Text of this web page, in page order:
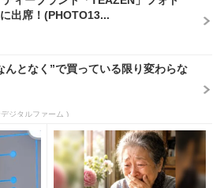
出席！(PHOTO13...
んとなく”で買っている限り変わらな
ジタルファーム )